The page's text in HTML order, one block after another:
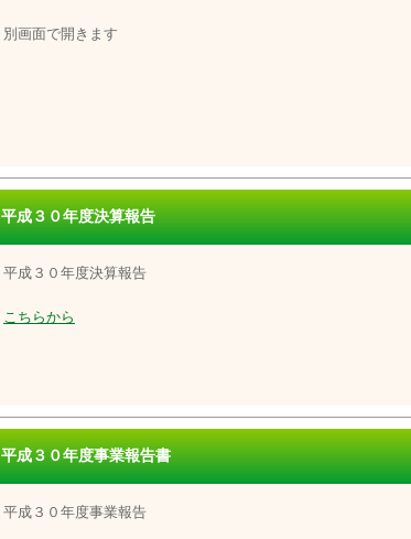
別画面で開きます
平成３０年度決算報告
平成３０年度決算報告
こちらから
平成３０年度事業報告書
平成３０年度事業報告